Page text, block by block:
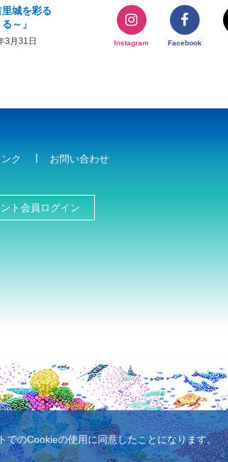
城を彩る
～」
3月31日
2026年度 かりゆしビーチ営業
期間および営業時間のお知らせ
2026年3月5日〜2026年10月31日
Instagram Facebook
ク お問い合わせ
ト会員ログイン
でのCookieの使用に同意したことになります。